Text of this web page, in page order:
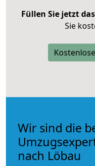
Füllen Sie jetzt
Sie
Wir sind die
nach Löbau